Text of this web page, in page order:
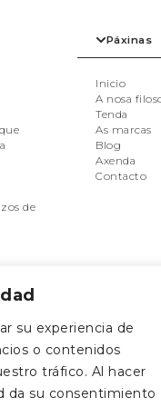
su experiencia de
o contenidos
tráfico. Al hacer
da su consentimiento
de
Páxinas
Inicio
A nosa
Tenda
As marcas
Blog
Axenda
Contacto
Onde
Rúa da
Coruña